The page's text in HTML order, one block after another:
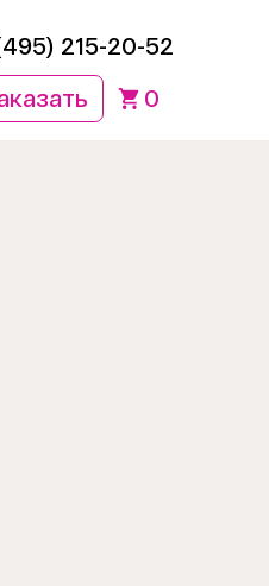
215-20-52
0